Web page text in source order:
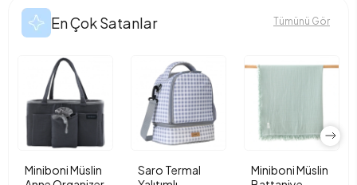
En Çok Satanlar Tümünü Gör
Miniboni Müslin
Saro Termal
Miniboni Müslin